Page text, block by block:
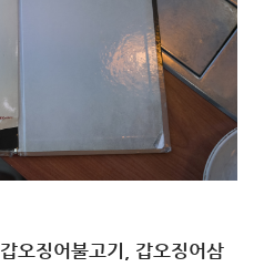
갑오징어불고기, 갑오징어삼